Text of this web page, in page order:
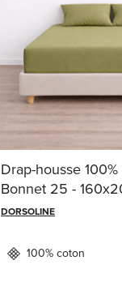
Drap-housse
Bonnet 25 -
DORSOLINE
100% coton